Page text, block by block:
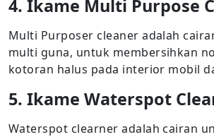
4. Ikame Multi Purpose
Multi Purposer cleaner adalah
multi guna, untuk membersihkan
kotoran halus pada interior mobil
5. Ikame Waterspot
Waterspot clearner adalah cairan